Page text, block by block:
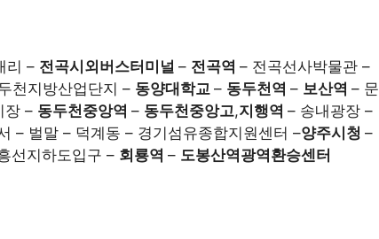
리 – 전곡시외버스터미널 – 전곡역 – 전곡선사박물관 –
천지방산업단지 – 동양대학교 – 동두천역 – 보산역 – 문
장 – 동두천중앙역 – 동두천중앙고,지행역 – 송내광장 –
– 벌말 – 덕계동 – 경기섬유종합지원센터 –양주시청 –
선지하도입구 – 회룡역 – 도봉산역광역환승센터